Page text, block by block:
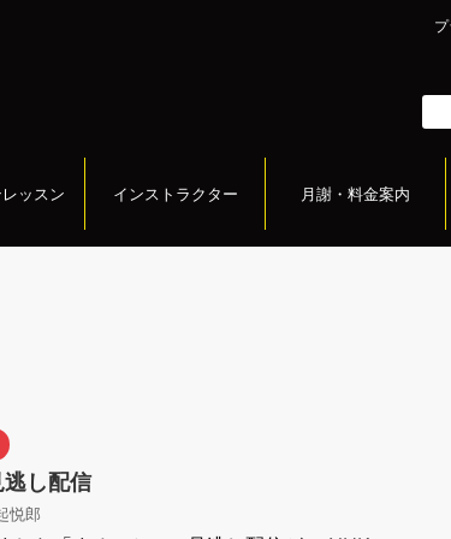
ッスン インストラクター 月謝・料金案内
し配信
悦郎